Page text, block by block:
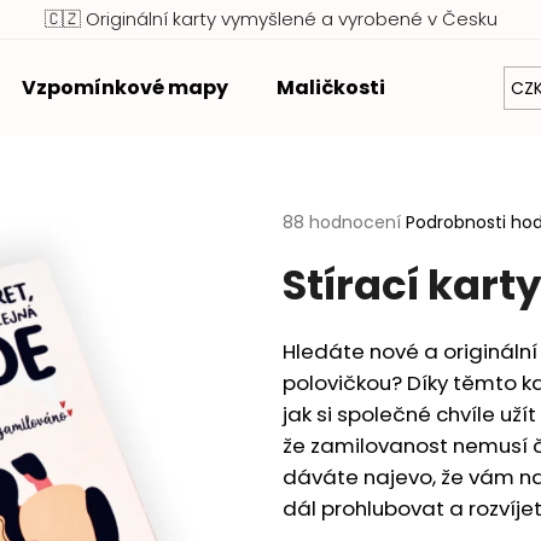
🇨🇿 Originální karty vymyšlené a vyrobené v Česku
Vzpomínkové mapy Maličkosti
Průměrné
produktu
je
z
5
hvězdiček.
88 hodnocení Podrobnosti
Stírací
Hledáte nové a
polovičkou? Díky těmto
jak si společné chvíle
že zamilovanost
dáváte najevo, že vám
dál prohlubovat a
HLEDAT